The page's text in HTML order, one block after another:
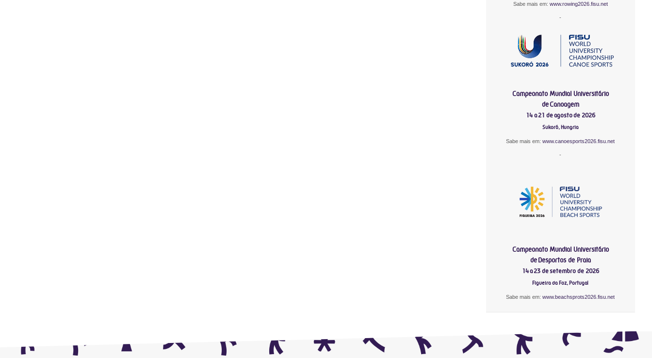
Sabe mais em: www.rowing2026.fisu.net
-
Campeonato Mundial Universitário
de Canoagem
14 a 21 de agosto de 2026
Sukoró, Hungria
Sabe mais em:www.canoesports2026.fisu.net
-
Campeonato Mundial Universitário
de Desportos de Praia
14 a 23 de setembro de 2026
Figueira da Foz, Portugal
Sabe mais em:www.beachsprots2026.fisu.net